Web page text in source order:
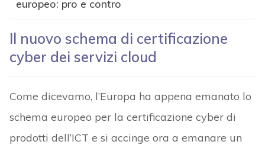
europeo: pro e contro
Il nuovo schema di certificazione
cyber dei servizi cloud
Come dicevamo, l’Europa ha appena emanato lo
schema europeo per la certificazione cyber di
prodotti dell’ICT e si accinge ora a emanare un